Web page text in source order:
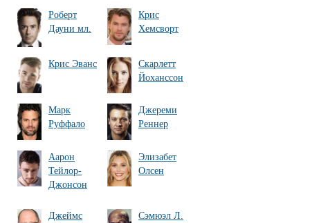
Роберт
Дауни мл.
Крис
Хемсворт
Крис Эванс
Скарлетт
Йоханссон
Марк
Руффало
Джереми
Реннер
Аарон
Тейлор-
Джонсон
Элизабет
Олсен
Джеймс
Сэмюэл Л.